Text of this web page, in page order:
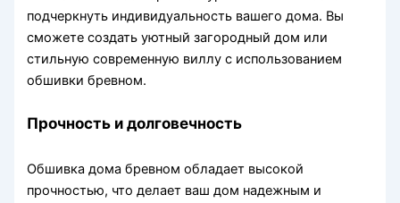
подчеркнуть индивидуальность вашего дома. Вы
сможете создать уютный загородный дом или
стильную современную виллу с использованием
обшивки бревном.
Прочность и долговечность
Обшивка дома бревном обладает высокой
прочностью, что делает ваш дом надежным и